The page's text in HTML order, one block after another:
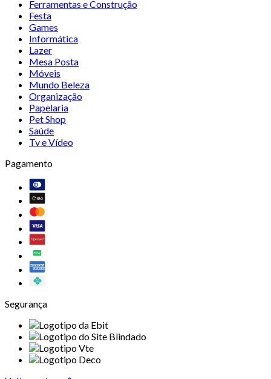
Ferramentas e Construção
Festa
Games
Informática
Lazer
Mesa Posta
Móveis
Mundo Beleza
Organização
Papelaria
Pet Shop
Saúde
Tv e Vídeo
Pagamento
Segurança